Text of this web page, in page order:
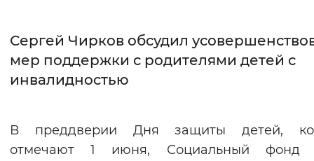
Без засечек С засечками
Интервал между буквами
Цвет сайта
Сергей Чирков обсудил
мер поддержки с родителями детей с
инвалидностью
В преддверии Дня защиты детей,
отмечают 1 июня, Социальный фонд